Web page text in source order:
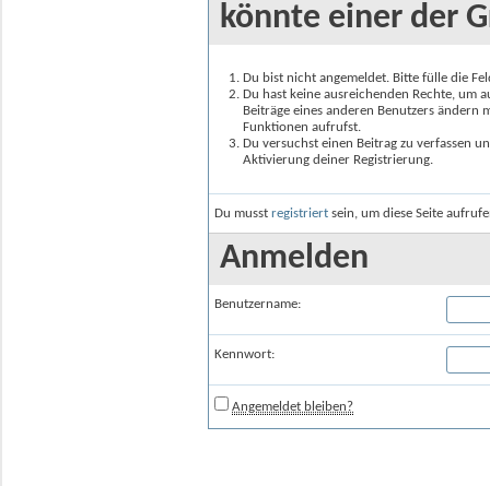
könnte einer der
Du bist nicht angemeldet. Bitte fülle die
Du hast keine ausreichenden Rechte, um
Beiträge eines anderen Benutzers
Funktionen aufrufst.
Du versuchst einen Beitrag zu verfassen
Aktivierung deiner Registrierung.
Du musst registriert sein, um diese Seite
Anmelden
Benutzername:
Kennwort:
Angemeldet bleiben?